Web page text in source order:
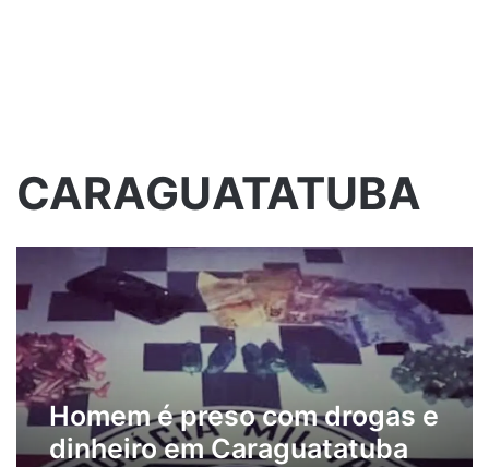
CARAGUATATUBA
Homem é preso com drogas e
dinheiro em Caraguatatuba